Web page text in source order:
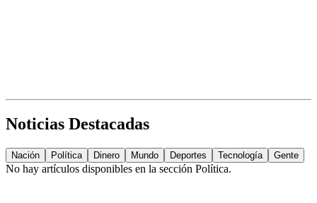
Noticias Destacadas
Nación Política Dinero Mundo Deportes Tecnología Gente
No hay artículos disponibles en la sección Política.